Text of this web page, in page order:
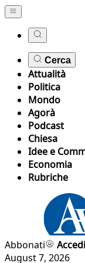
Cerca
Attualità
Politica
Mondo
Agorà
Podcast
Chiesa
Idee e
Economia
Rubriche
Abbonati
Accedi
August 7, 2026